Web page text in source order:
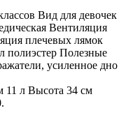
Вид для девочек
Вентиляция
плечевых лямок
полиэстер Полезные
усиленное дно
11 л Высота 34 см